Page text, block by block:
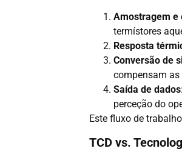
Amostragem e
termístores
Resposta
Conversão de
compensam as
Saída de dados
perceção do
Este fluxo de
TCD vs.